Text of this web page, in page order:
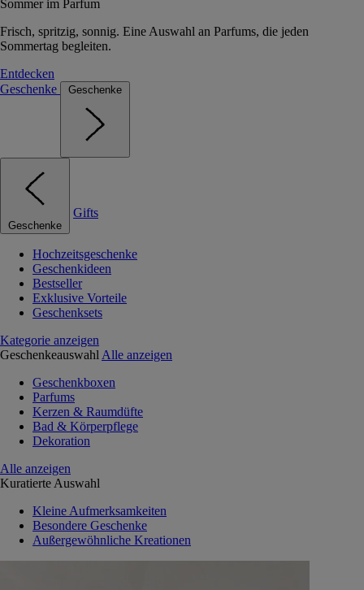
Sommer im Parfum
Frisch, spritzig, sonnig. Eine Auswahl an Parfums, die jeden
Sommertag begleiten.
Entdecken
Geschenke
Geschenke
Geschenke
Gifts
Hochzeitsgeschenke
Geschenkideen
Bestseller
Exklusive Vorteile
Geschenksets
Kategorie anzeigen
Geschenkeauswahl Alle anzeigen
Geschenkboxen
Parfums
Kerzen & Raumdüfte
Bad & Körperpflege
Dekoration
Alle anzeigen
Kuratierte Auswahl
Kleine Aufmerksamkeiten
Besondere Geschenke
Außergewöhnliche Kreationen